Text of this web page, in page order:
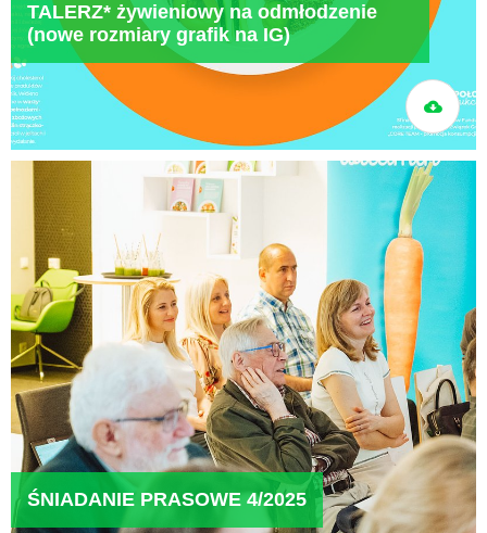
TALERZ* żywieniowy na odmłodzenie
(nowe rozmiary grafik na IG)
ŚNIADANIE PRASOWE 4/2025